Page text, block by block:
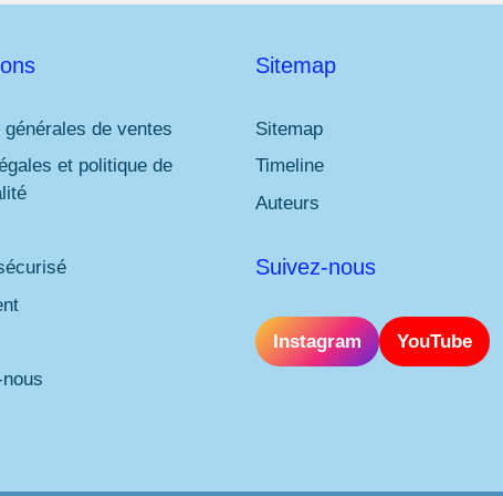
générales de ventes
et politique de
Sitemap
Sitemap
Timeline
Auteurs
Suivez-nous
Instagram YouTube